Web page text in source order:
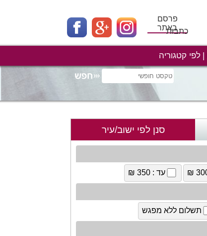
פרסם
באתרכתבות
לפי קטגוריה
סנן לפי ישוב/עיר
עד : 350 ₪
תשלום ללא מפגש